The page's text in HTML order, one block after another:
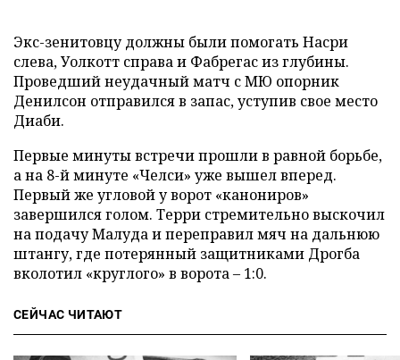
Экс-зенитовцу должны были помогать Насри
слева, Уолкотт справа и Фабрегас из глубины.
Проведший неудачный матч с МЮ опорник
Денилсон отправился в запас, уступив свое место
Диаби.
Первые минуты встречи прошли в равной борьбе,
а на 8-й минуте «Челси» уже вышел вперед.
Первый же угловой у ворот «канониров»
завершился голом. Терри стремительно выскочил
на подачу Малуда и переправил мяч на дальнюю
штангу, где потерянный защитниками Дрогба
вколотил «круглого» в ворота – 1:0.
СЕЙЧАС ЧИТАЮТ